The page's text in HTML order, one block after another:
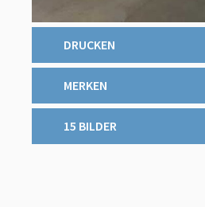
DRUCKEN
MERKEN
15 BILDER